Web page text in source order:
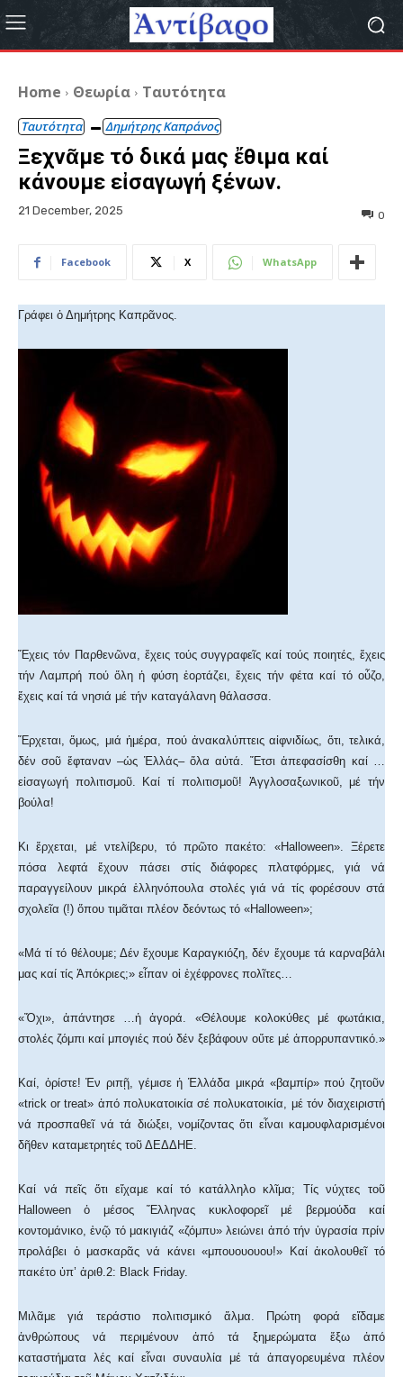
Home Θεωρία Ταυτότητα
Ταυτότητα Δημήτρης Καπράνος
Ξεχνᾶμε τό δικά μας ἔθιμα καί
κάνουμε εἰσαγωγή ξένων.
21 December, 2025 0
Facebook X WhatsApp
Γράφει ὁ Δημήτρης Καπρᾶνος.
Ἔχεις τόν Παρθενῶνα, ἔχεις τούς συγγραφεῖς καί τούς ποιητές, ἔχεις
τήν Λαμπρή πού ὅλη ἡ φύση ἑορτάζει, ἔχεις τήν φέτα καί τό οὖζο,
ἔχεις καί τά νησιά μέ τήν καταγάλανη θάλασσα.
Ἔρχεται, ὅμως, μιά ἡμέρα, πού ἀνακαλύπτεις αἰφνιδίως, ὅτι, τελικά,
δέν σοῦ ἔφταναν –ὡς Ἑλλάς– ὅλα αὐτά. Ἔτσι ἀπεφασίσθη καί …
εἰσαγωγή πολιτισμοῦ. Καί τί πολιτισμοῦ! Ἀγγλοσαξωνικοῦ, μέ τήν
βούλα!
Κι ἔρχεται, μέ ντελίβερυ, τό πρῶτο πακέτο: «Halloween». Ξέρετε
πόσα λεφτά ἔχουν πάσει στίς διάφορες πλατφόρμες, γιά νά
παραγγείλουν μικρά ἑλληνόπουλα στολές γιά νά τίς φορέσουν στά
σχολεῖα (!) ὅπου τιμᾶται πλέον δεόντως τό «Halloween»;
«Μά τί τό θέλουμε; Δέν ἔχουμε Καραγκιόζη, δέν ἔχουμε τά καρναβάλι
μας καί τίς Ἀπόκριες;» εἶπαν οἱ ἐχέφρονες πολῖτες…
«Ὄχι», ἀπάντησε …ἡ ἀγορά. «Θέλουμε κολοκύθες μέ φωτάκια,
στολές ζόμπι καί μπογιές πού δέν ξεβάφουν οὔτε μέ ἀπορρυπαντικό.»
Καί, ὁρίστε! Ἐν ριπῇ, γέμισε ἡ Ἑλλάδα μικρά «βαμπίρ» πού ζητοῦν
«trick or treat» ἀπό πολυκατοικία σέ πολυκατοικία, μέ τόν διαχειριστή
νά προσπαθεῖ νά τά διώξει, νομίζοντας ὅτι εἶναι καμουφλαρισμένοι
δῆθεν καταμετρητές τοῦ ΔΕΔΔΗΕ.
Καί νά πεῖς ὅτι εἴχαμε καί τό κατάλληλο κλῖμα; Τίς νύχτες τοῦ
Halloween ὁ μέσος Ἕλληνας κυκλοφορεῖ μέ βερμούδα καί
κοντομάνικο, ἐνῷ τό μακιγιάζ «ζόμπυ» λειώνει ἀπό τήν ὑγρασία πρίν
προλάβει ὁ μασκαρᾶς νά κάνει «μπουουουου!» Καί ἀκολουθεῖ τό
πακέτο ὑπ’ ἀριθ.2: Black Friday.
Μιλᾶμε γιά τεράστιο πολιτισμικό ἅλμα. Πρώτη φορά εἴδαμε
ἀνθρώπους νά περιμένουν ἀπό τά ξημερώματα ἔξω ἀπό
καταστήματα λές καί εἶναι συναυλία μέ τά ἀπαγορευμένα πλέον